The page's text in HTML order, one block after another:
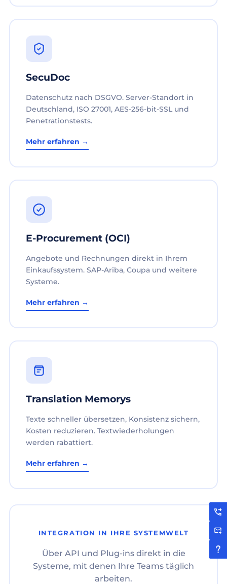
SecuDoc
Datenschutz nach DSGVO. Server-Standort in
Deutschland, ISO 27001, AES-256-bit-SSL und
Penetrationstests.
Mehr erfahren →
E-Procurement (OCI)
Angebote und Rechnungen direkt in Ihrem
Einkaufssystem. SAP-Ariba, Coupa und weitere
Systeme.
Mehr erfahren →
Translation Memorys
Texte schneller übersetzen, Konsistenz sichern,
Kosten reduzieren. Textwiederholungen
werden rabattiert.
Mehr erfahren →
INTEGRATION IN IHRE SYSTEMWELT
Über API und Plug-ins direkt in die
Systeme, mit denen Ihre Teams täglich
arbeiten.